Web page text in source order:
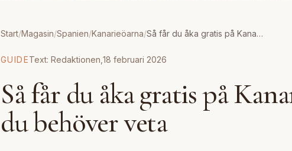
Start/Magasin/Spanien/Kanarieöarna/ Så får du åka gratis på Kanarieöarna – allt du behöver veta
GUIDEText: Redaktionen 18 februari 2026
Så får du åka gratis på
du behöver veta